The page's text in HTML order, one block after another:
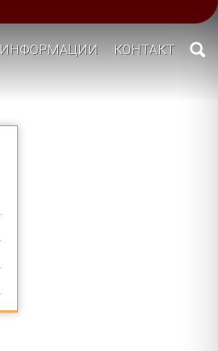
ИНФОРМАЦИИ КОНТАКТ